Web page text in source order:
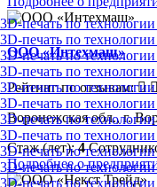
3D-печать по
3D-печать по
3D-печать по
3D-печать по
3D-печать по
3D-печать по
3D-печать по
3D-печать по
3D-печать по
3D-печать по
3D-печать по
ООО «Интехмаш»
Рейтинг по отзывам:
Воронежская обл., г.
Стаж (лет):4
Подробнее о